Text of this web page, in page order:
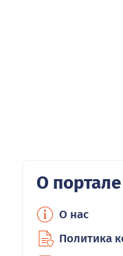
О портале
О нас
Политика